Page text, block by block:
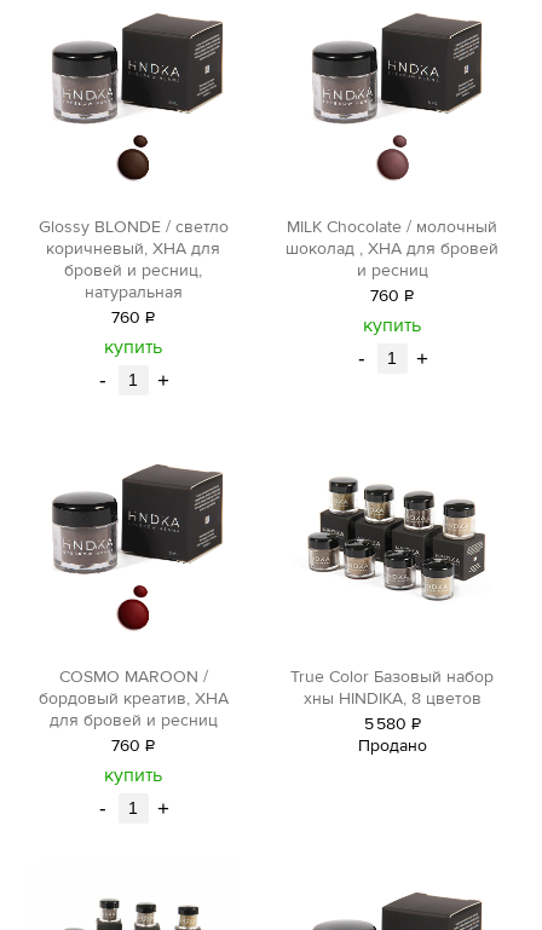
Glossy BLONDE / светло
коричневый, ХНА для
бровей и ресниц,
натуральная
760 Р
уб.
купить
- +
MILK Chocolate / молочный
шоколад , ХНА для бровей
и ресниц
760 Р
уб.
купить
- +
COSMO MAROON /
бордовый креатив, ХНА
для бровей и ресниц
760 Р
уб.
купить
- +
True Color Базовый набор
хны HINDIKA, 8 цветов
5580 Р
уб.
Продано